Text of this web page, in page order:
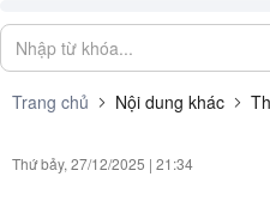
Trang chủ Nội dung khác
Thứ bảy, 27/12/2025 | 21:34